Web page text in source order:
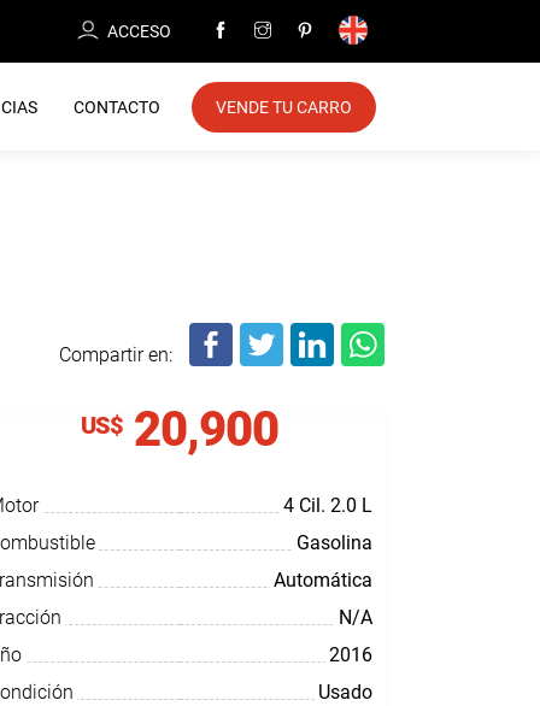
ACCESO
CONTACTO VENDE TU CARRO
Compartir en:
US$ 20,900
4 Cil. 2.0 L
Gasolina
Automática
N/A
2016
Usado